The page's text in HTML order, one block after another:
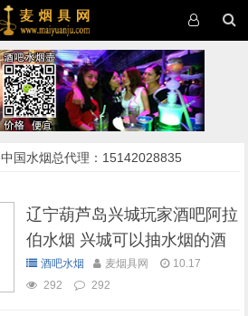
中国水烟总代理：15142028835
辽宁葫芦岛兴城玩家酒吧阿拉
伯水烟 兴城可以抽水烟的酒
吧酒吧水烟 麦烟具网
10.17
292
292